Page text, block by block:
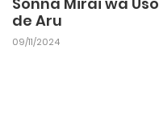
de Aru
09/11/2024